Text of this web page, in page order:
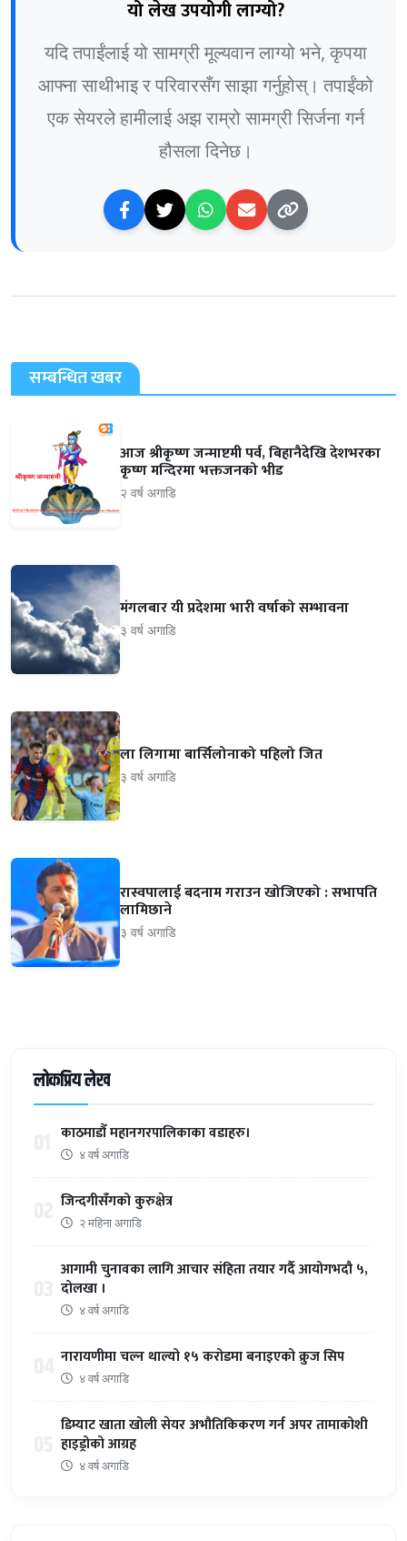
यो लेख उपयोगी लाग्यो?
यदि तपाईंलाई यो सामग्री मूल्यवान लाग्यो भने, कृपया
आफ्ना साथीभाइ र परिवारसँग साझा गर्नुहोस्। तपाईंको
एक सेयरले हामीलाई अझ राम्रो सामग्री सिर्जना गर्न
हौसला दिनेछ।
सम्बन्धित खबर
आज श्रीकृष्ण जन्माष्टमी पर्व, बिहानैदेखि देशभरका
कृष्ण मन्दिरमा भक्तजनको भीड
२ वर्ष अगाडि
मंगलबार यी प्रदेशमा भारी वर्षाको सम्भावना
३ वर्ष अगाडि
ला लिगामा बार्सिलोनाको पहिलो जित
३ वर्ष अगाडि
रास्वपालाई बदनाम गराउन खोजिएको : सभापति
लामिछाने
३ वर्ष अगाडि
लोकप्रिय लेख
काठमाडौँ महानगरपालिकाका वडाहरु।
४ वर्ष अगाडि
जिन्दगीसँगको कुरुक्षेत्र
२ महिना अगाडि
आगामी चुनावका लागि आचार संहिता तयार गर्दै आयोगभदौ ५,
दोलखा ।
४ वर्ष अगाडि
नारायणीमा चल्न थाल्यो १५ करोडमा बनाइएको क्रुज सिप
४ वर्ष अगाडि
डिम्याट खाता खोली सेयर अभौतिकिकरण गर्न अपर तामाकोशी
हाइड्रोको आग्रह
४ वर्ष अगाडि